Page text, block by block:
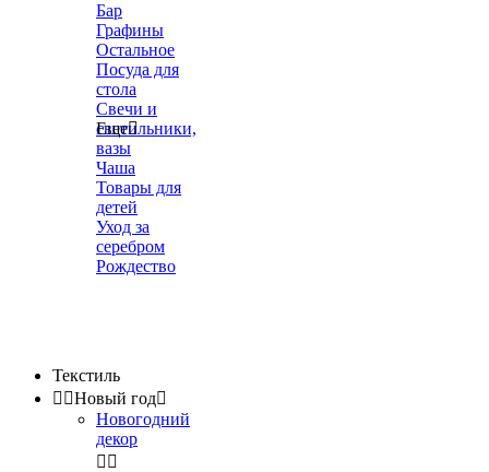
Бар
Графины
Остальное
Посуда для
стола
Свечи и
светильники,
вазы
Чаша
Товары для
детей
Уход за
серебром
Рождество
Еще
Текстиль
 Новый год
Новогодний
декор
 